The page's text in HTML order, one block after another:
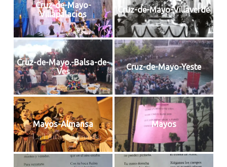
Cruz-de-Mayo-
Villapalacios
Cruz-de-Mayo-Villaverde
Cruz-de-Mayo.-Balsa-de-
Ves
Cruz-de-Mayo-Yeste
Mayos-Almansa Mayos